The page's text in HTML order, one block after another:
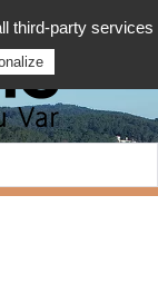
third-party services